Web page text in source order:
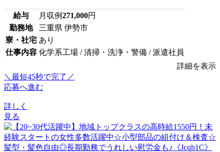
給与 月収例271,000円
勤務地
三重県 伊勢市
寮・社宅 あり
仕事内容 化学系工場 / 清掃・洗浄・警備 / 派遣社員
詳細を表示
＼最短45秒で完了／
応募へ進む
詳しく
見る